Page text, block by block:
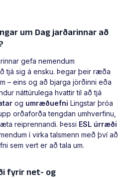
um Dag jarðarinnar að
gefa nemendum
tjá sig á ensku. Þegar þeir ræða
– eins og að bjarga jörðinni eða
náttúrulega hvattir til að tjá
og umræðuefni Lingstar þróa
orðaforða tengdan umhverfinu,
reiprennandi. Þessi ESL úrræði
í virka talsmenn með því að
sem vert er að tala um.
fyrir net- og